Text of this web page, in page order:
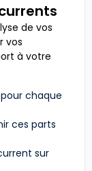
de vos
vos
à votre
chaque
ces parts
sur